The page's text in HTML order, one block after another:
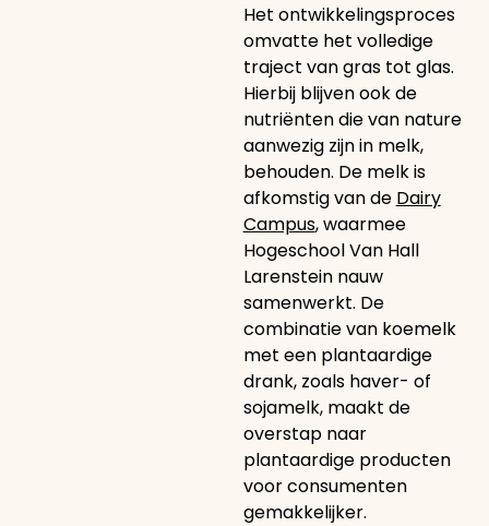
Het ontwikkelingsproces
omvatte het volledige
traject van gras tot glas.
Hierbij blijven ook de
nutriënten die van nature
aanwezig zijn in melk,
behouden. De melk is
afkomstig van de Dairy
Campus, waarmee
Hogeschool Van Hall
Larenstein nauw
samenwerkt. De
combinatie van koemelk
met een plantaardige
drank, zoals haver- of
sojamelk, maakt de
overstap naar
plantaardige producten
voor consumenten
gemakkelijker.